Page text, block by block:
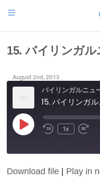
15. バイリンガル
August 2nd, 2013
バイリンガルニュ
15. バイリンガ
Play
Episode
1x
SHARE
Download file Play in